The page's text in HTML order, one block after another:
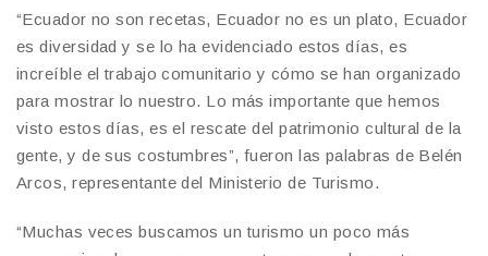
“Ecuador no son recetas, Ecuador no es un plato, Ecuador
es diversidad y se lo ha evidenciado estos días, es
increíble el trabajo comunitario y cómo se han organizado
para mostrar lo nuestro. Lo más importante que hemos
visto estos días, es el rescate del patrimonio cultural de la
gente, y de sus costumbres”, fueron las palabras de Belén
Arcos, representante del Ministerio de Turismo.
“Muchas veces buscamos un turismo un poco más